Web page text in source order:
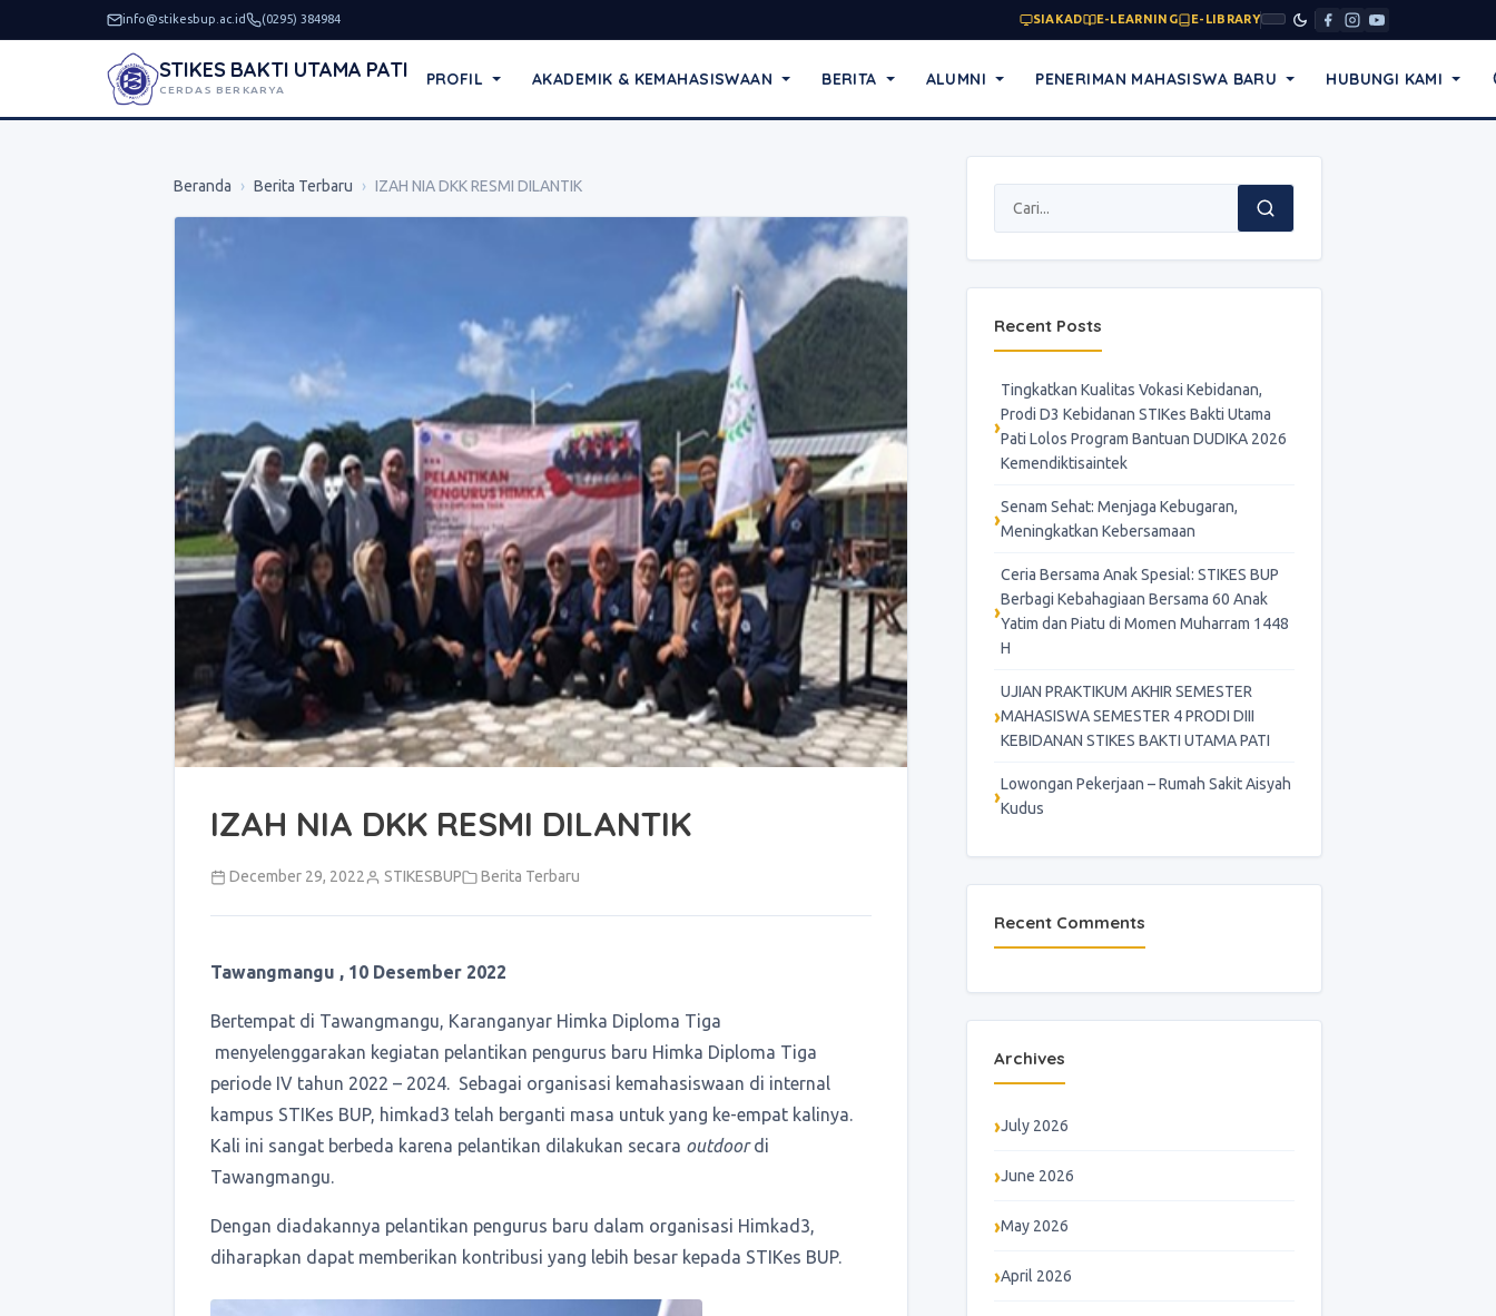
info@stikesbup.ac.id (0295) 384984 SIAKAD E-LEARNING E-LIBRARY
STIKES BAKTI UTAMA PATI
CERDAS BERKARYA
PROFIL AKADEMIK & KEMAHASISWAAN BERITA ALUMNI PENERIMAN MAHASISWA BARU HUBUNGI KAMI
Beranda › Berita Terbaru › IZAH NIA DKK RESMI DILANTIK
IZAH NIA DKK RESMI DILANTIK
December 29, 2022 STIKESBUP Berita Terbaru
Tawangmangu , 10 Desember 2022
Bertempat di Tawangmangu, Karanganyar Himka Diploma Tiga
menyelenggarakan kegiatan pelantikan pengurus baru Himka Diploma Tiga
periode IV tahun 2022 – 2024. Sebagai organisasi kemahasiswaan di internal
kampus STIKes BUP, himkad3 telah berganti masa untuk yang ke-empat kalinya.
Kali ini sangat berbeda karena pelantikan dilakukan secara outdoordi
Tawangmangu.
Dengan diadakannya pelantikan pengurus baru dalam organisasi Himkad3,
diharapkan dapat memberikan kontribusi yang lebih besar kepada STIKes BUP.
Recent Posts
Tingkatkan Kualitas Vokasi Kebidanan,
Prodi D3 Kebidanan STIKes Bakti Utama
Pati Lolos Program Bantuan DUDIKA 2026
Kemendiktisaintek
Senam Sehat: Menjaga Kebugaran,
Meningkatkan Kebersamaan
Ceria Bersama Anak Spesial: STIKES BUP
Berbagi Kebahagiaan Bersama 60 Anak
Yatim dan Piatu di Momen Muharram 1448
H
UJIAN PRAKTIKUM AKHIR SEMESTER
MAHASISWA SEMESTER 4 PRODI DIII
KEBIDANAN STIKES BAKTI UTAMA PATI
Lowongan Pekerjaan – Rumah Sakit Aisyah
Kudus
Recent Comments
Archives
July 2026
June 2026
May 2026
April 2026